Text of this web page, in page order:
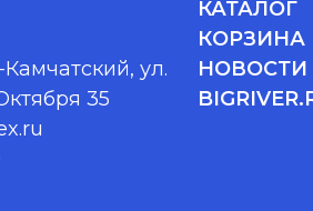
ул.
35
КАТАЛОГ
КОРЗИНА
НОВОСТИ